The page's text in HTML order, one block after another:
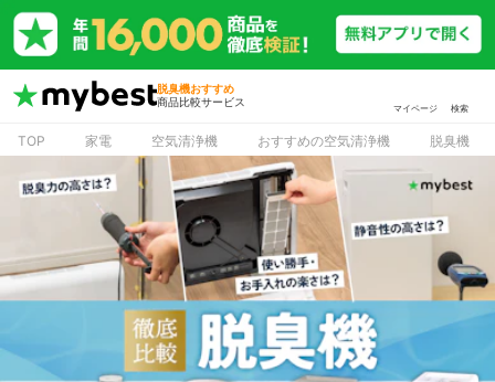
脱臭機おすすめ
商品比較サービス
マイページ 検索
TOP 家電 空気清浄機 おすすめの空気清浄機 脱臭機